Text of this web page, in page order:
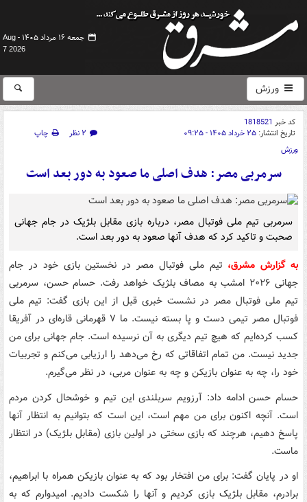
جمعه ۱۶ مرداد ۱۴۰۵ -
Aug
7 2026
ورزش
کد خبر 1818521
تاریخ انتشار: ۲۵ خرداد ۱۴۰۵ - ۰۹:۲۵ ۲ نظر
چاپ
ورزش
سرمربی مصر: هدف اصلی ما صعود به دور بعد است
سرمربی تیم ملی فوتبال مصر، درباره بازی مقابل بلژیک در جام جهانی
صحبت و تاکید کرد که هدف آنها صعود به دور بعد است.
به گزارش مشرق، تیم ملی فوتبال مصر در نخستین بازی خود در جام
جهانی ۲۰۲۶ امشب به مصاف بلژیک خواهد رفت. حسام حسن، سرمربی
تیم ملی فوتبال مصر در نشست خبری قبل از این بازی گفت: تیم ملی
فوتبال مصر تیمی دست و پا بسته نیست. ما ۷ قهرمانی قاره‌ای در آفریقا
کسب کرده‌ایم که هیچ تیم دیگری به آن نرسیده است. جام جهانی برای من
جدید نیست. من تمام اتفاقاتی که رخ می‌دهد را ارزیابی می‌کنم و تجربیات
خود را، چه به عنوان بازیکن و چه به عنوان مربی، در نظر می‌گیرم.
حسام حسن ادامه داد: آرزویم سربلندی این تیم و خوشحال کردن مردم
است. آنچه اکنون برای من مهم است، این است که بتوانیم به انتظار آنها
پاسخ دهیم، هرچند که بازی سختی در اولین بازی (مقابل بلژیک) در انتظار
ماست.
او در پایان گفت: برای من افتخار بود که به عنوان بازیکن همراه با ابراهیم،
برادرم، مقابل بلژیک بازی کردیم و آنها را شکست دادیم. امیدوارم که به